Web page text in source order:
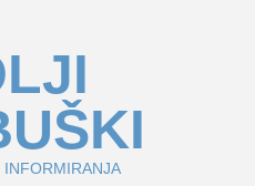
INFORMIRANJA